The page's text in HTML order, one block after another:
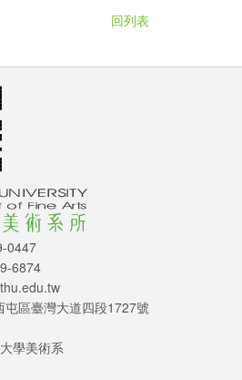
回列表
0447
6874
區臺灣大道四段1727號
學美術系